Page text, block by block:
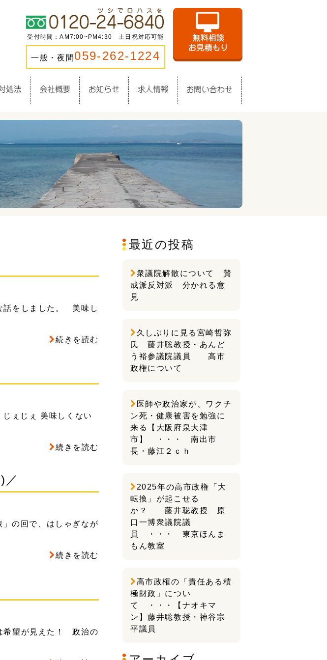
受付時間：AM7:00~PM4:30 土日祝対応可能
一般・夜間 059-262-1224
話をしました。 美味し
続きを読む
ぇじぇ 美味しくない
続きを読む
／
の回で、はしゃぎなが
続きを読む
希望が見えた！ 政治の
最近の投稿
衆議院解散について 賛
成派反対派 分かれる意
見
久しぶりに見る宮崎哲弥
氏 藤井聡教授・あんど
う裕参議院議員 高市
政権について
医師や政治家が、ワクチ
ン死・健康被害を勉強に
来る【大阪府泉大津
市】 ・・・ 南出市
長・藤江２ｃｈ
2025年の高市政権「大
転換」が起こせる
か？ 藤井聡教授 原
口一博衆議院議
員 ・・・ 東京ほんま
もん教室
高市政権の「責任ある積
極財政」につい
て ・・・【ナオキマ
ン】藤井聡教授・神谷宗
平議員